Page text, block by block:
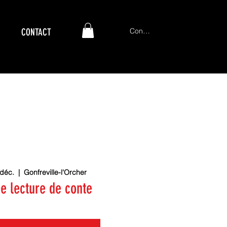
CONTACT Connexion
  |
Gonfreville-l'Orcher
lecture de conte